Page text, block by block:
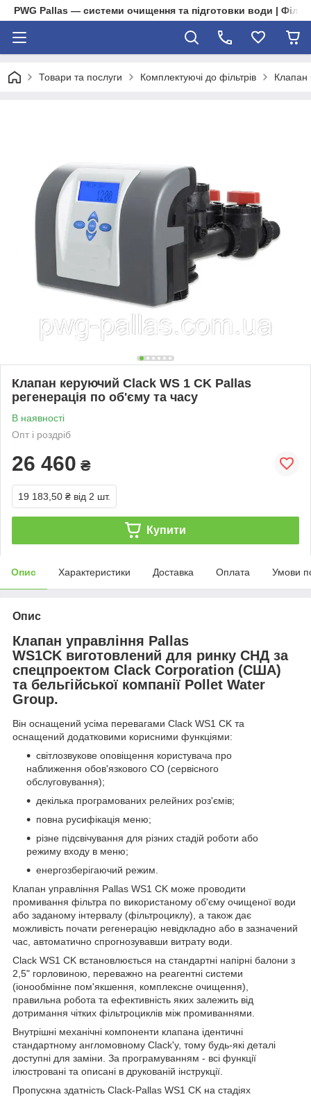
PWG Pallas — системи очищення та підготовки води |
Товари та послуги Комплектуючі до фільтрів Клапан
Клапан керуючий Clack WS 1 CK Pallas
регенерація по об'єму та часу
В наявності
Опт і роздріб
26 460 ₴
19 183,50 ₴ від 2 шт.
Купити
Опис Характеристики Доставка Оплата Умови
Опис
Клапан управління Pallas
WS1CK виготовлений для ринку СНД за
спецпроектом Clack Corporation (США)
та бельгійської компанії Pollet Water
Group.
Він оснащений усіма перевагами Clack WS1 CK та
оснащений додатковими корисними функціями:
світлозвукове оповіщення користувача про
наближення обов'язкового СО (сервісного
обслуговування);
декілька програмованих релейних роз'ємів;
повна русифікація меню;
різне підсвічування для різних стадій роботи або
режиму входу в меню;
енергозберігаючий режим.
Клапан управління Pallas WS1 CK може проводити
промивання фільтра по використаному об'єму очищеної води
або заданому інтервалу (фільтроциклу), а також дає
можливість почати регенерацію невідкладно або в зазначений
час, автоматично спрогнозувавши витрату води.
Clack WS1 CK встановлюється на стандартні напірні балони з
2,5" горловиною, переважно на реагентні системи
(іонообмінне пом'якшення, комплексне очищення),
правильна робота та ефективність яких залежить від
дотримання чітких фільтроциклів між промиваннями.
Внутрішні механічні компоненти клапана ідентичні
стандартному англомовному Clack'у, тому будь-які деталі
доступні для заміни. За програмуванням - всі функції
ілюстровані та описані в друкованій інструкції.
Пропускна здатність Clack-Pallas WS1 CK на стадіях